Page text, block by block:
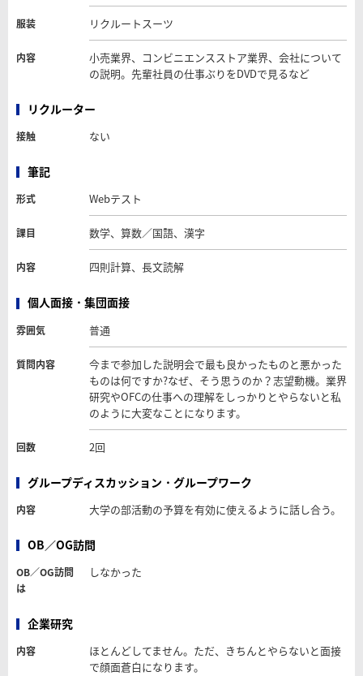
服装 リクルートスーツ
内容
小売業界、コンビニエンスストア業界、会社について
の説明。先輩社員の仕事ぶりをDVDで見るなど
リクルーター
接触 ない
筆記
形式 Webテスト
課目 数学、算数／国語、漢字
内容 四則計算、長文読解
個人面接・集団面接
雰囲気 普通
質問内容
今まで参加した説明会で最も良かったものと悪かった
ものは何ですか?なぜ、そう思うのか？志望動機。業界
研究やOFCの仕事への理解をしっかりとやらないと私
のように大変なことになります。
回数 2回
グループディスカッション・グループワーク
内容 大学の部活動の予算を有効に使えるように話し合う。
OB／OG訪問
OB／OG訪問
は
しなかった
企業研究
内容
ほとんどしてません。ただ、きちんとやらないと面接
で顔面蒼白になります。